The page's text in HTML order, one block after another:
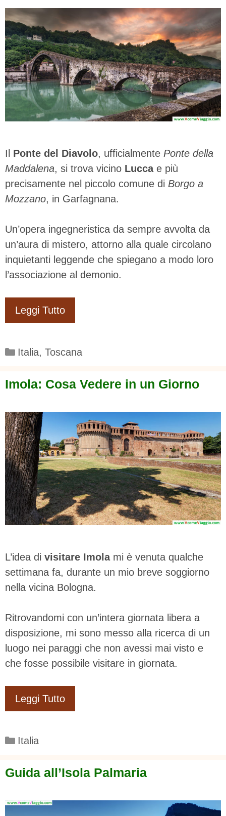
Il Ponte del Diavolo, ufficialmente Ponte della
Maddalena, si trova vicino Luccae più
precisamente nel piccolo comune di Borgo a
Mozzano, in Garfagnana.
Un’opera ingegneristica da sempre avvolta da
un’aura di mistero, attorno alla quale circolano
inquietanti leggende che spiegano a modo loro
l’associazione al demonio.
Leggi Tutto
Categorie
Italia, Toscana
Imola: Cosa Vedere in un Giorno
L’idea di visitare Imola mi è venuta qualche
settimana fa, durante un mio breve soggiorno
nella vicina Bologna.
Ritrovandomi con un’intera giornata libera a
disposizione, mi sono messo alla ricerca di un
luogo nei paraggi che non avessi mai visto e
che fosse possibile visitare in giornata.
Leggi Tutto
Categorie
Italia
Guida all’Isola Palmaria